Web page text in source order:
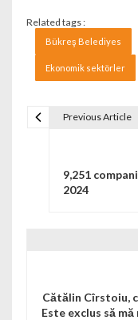
Related tags :
Bükreş Belediyes
Ekonomik sektörler
Previous Article
9,251
2024
Cătălin Cîrstoiu,
Este exclus să